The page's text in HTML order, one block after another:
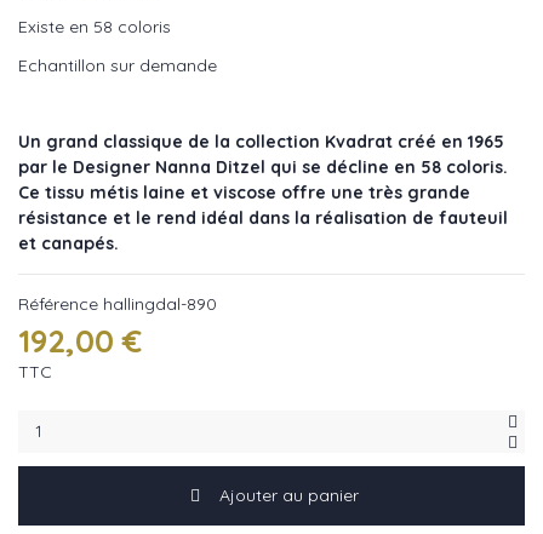
Existe en 58 coloris
Echantillon sur demande
Un grand classique de la collection Kvadrat créé en 1965
par le Designer Nanna Ditzel qui se décline en 58 coloris.
Ce tissu métis laine et viscose offre une très grande
résistance et le rend idéal dans la réalisation de fauteuil
et canapés.
Référence hallingdal-890
192,00 €
TTC
Ajouter au panier